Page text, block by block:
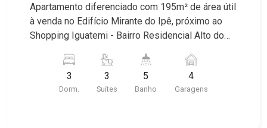
Apartamento diferenciado com 195m² de área útil
à venda no Edifício Mirante do Ipê, próximo ao
Shopping Iguatemi - Bairro Residencial Alto do
características deste imóvel que a Martinelli
Imobiliária selecionou para você: - 195m² de área
útil - 3 suítes com armários e ar-condicionado -
3
Dorm.
3
Suítes
5
Banho
4
Garagens